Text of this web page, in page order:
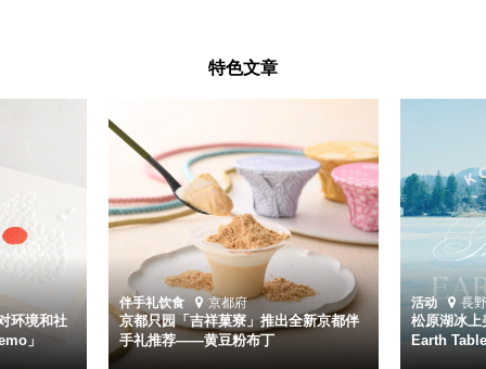
特色文章
环境和社
」
伴手礼饮食 京都府
京都只园「吉祥菓寮」推出全新京都伴
手礼推荐——黄豆粉布丁
活动 長
松原湖冰
Earth